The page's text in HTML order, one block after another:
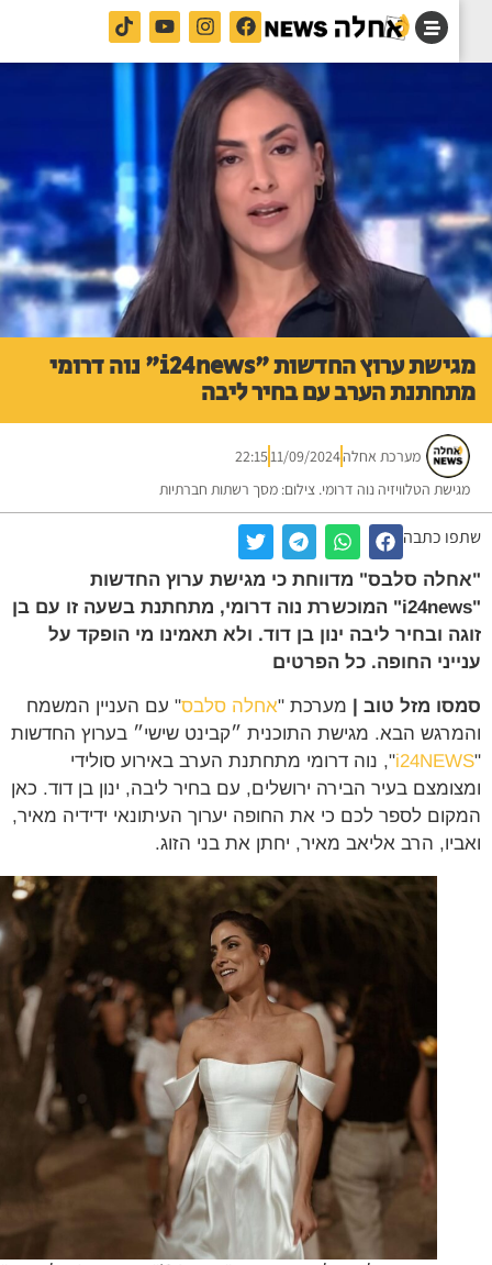
מגישת ערוץ החדשות "i24news" נוה דרומי
הערב עם בחיר ליבה
מערכת אחלה 11/09/2024
22:15
הטלוויזיה נוה דרומי. צילום: מסך רשתות חברתיות
כתבה
סלבס" מדווחת כי מגישת ערוץ החדשות
"i24news" המוכשרת נוה דרומי, מתחתנת בשעה זו עם בן
ובחיר ליבה ינון בן דוד. ולא תאמינו מי הופקד על
החופה. כל הפרטים
מזל טוב |מערכת "אחלה סלבס" עם העניין המשמח
הבא. מגישת התוכנית ״קבינט שישי״ בערוץ החדשות
", נוה דרומי מתחתנת הערב באירוע סולידי
בעיר הבירה ירושלים, עם בחיר ליבה, ינון בן דוד. כאן
לספר לכם כי את החופה יערוך העיתונאי ידידיה מאיר,
הרב אליאב מאיר, יחתן את בני הזוג.